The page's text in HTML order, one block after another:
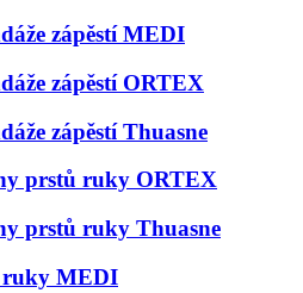
zápěstí MEDI
zápěstí ORTEX
zápěstí Thuasne
prstů ruky ORTEX
prstů ruky Thuasne
ruky MEDI